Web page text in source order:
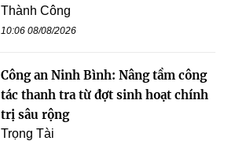
Thành Công
10:06 08/08/2026
Công an Ninh Bình: Nâng tầm công
tác thanh tra từ đợt sinh hoạt chính
trị sâu rộng
Trọng Tài